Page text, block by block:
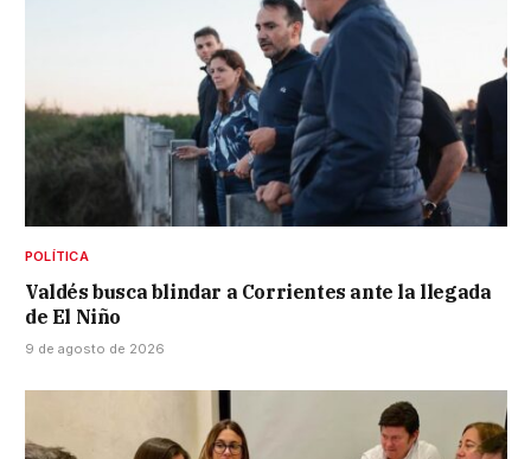
POLÍTICA
Valdés busca blindar a Corrientes ante la llegada
de El Niño
9 de agosto de 2026